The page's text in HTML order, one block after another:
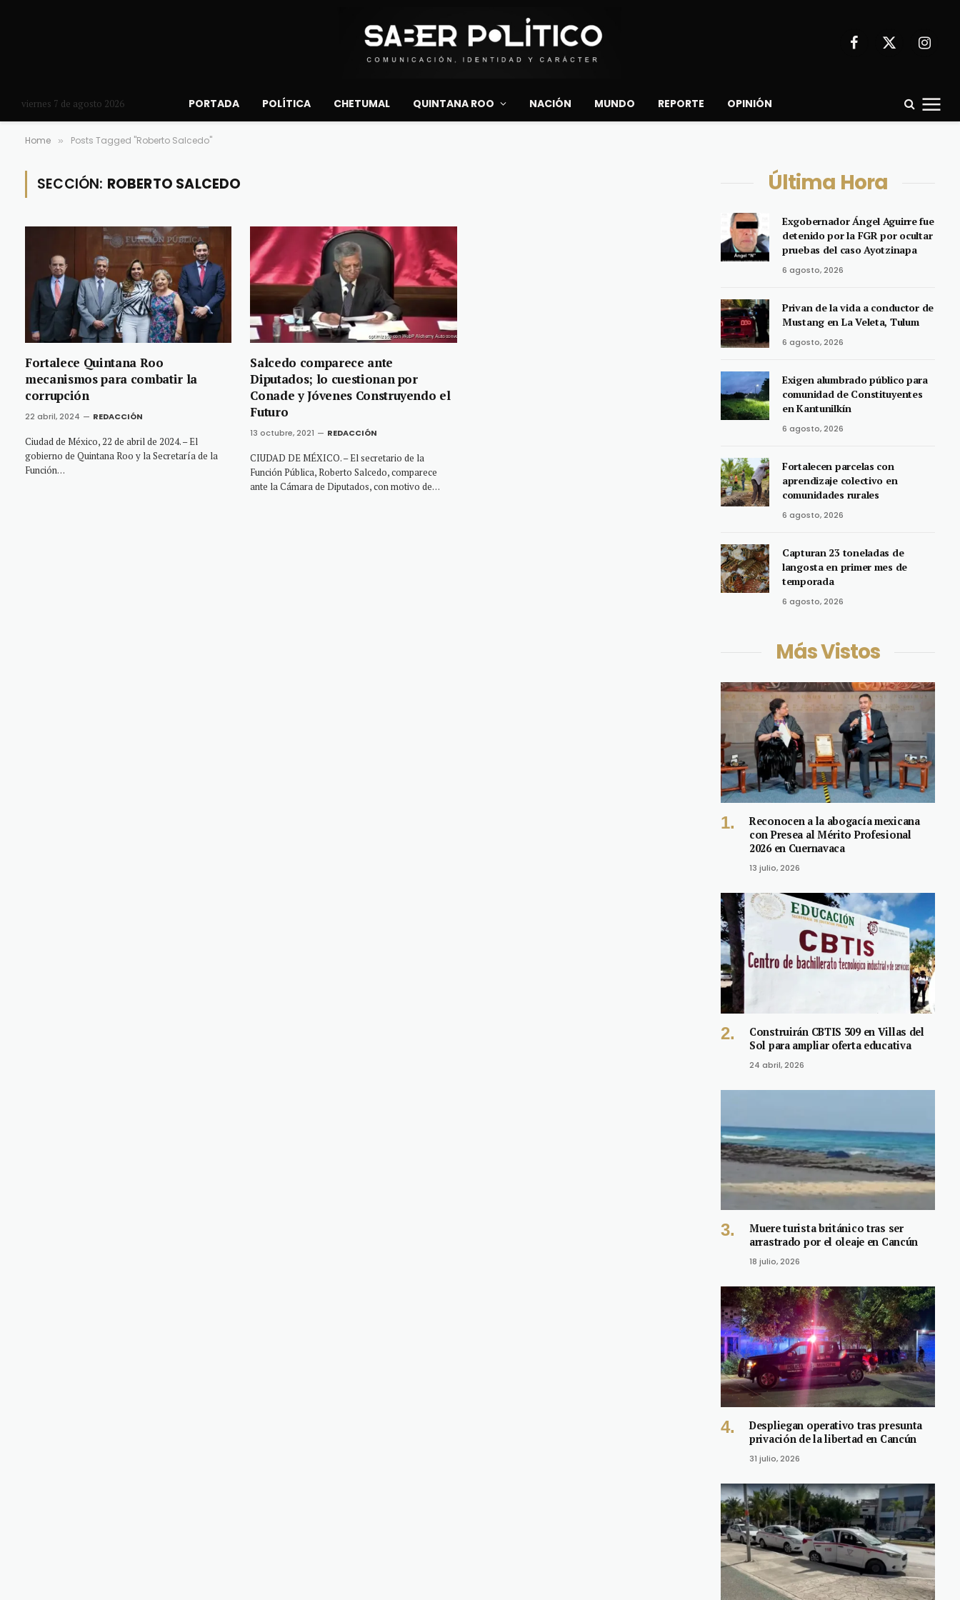
Facebook
X
viernes 7 de agosto 2026 PORTADA POLÍTICA CHETUMAL QUINTANA ROO NACIÓN MUNDO REPORTE OPINIÓN
Home » Posts Tagged "Roberto Salcedo"
SECCIÓN: ROBERTO SALCEDO
Fortalece Quintana Roo
mecanismos para combatir la
corrupción
22 abril, 2024 REDACCIÓN
Ciudad de México, 22 de abril de 2024. – El
gobierno de Quintana Roo y la Secretaría de la
Función…
Salcedo comparece ante
Diputados; lo cuestionan por
Conade y Jóvenes Construyendo el
Futuro
13 octubre, 2021 REDACCIÓN
CIUDAD DE MÉXICO. – El secretario de la
Función Pública, Roberto Salcedo, comparece
ante la Cámara de Diputados, con motivo de…
Última Hora
Exgobernador Ángel Aguirre fue
detenido por la FGR por ocultar
pruebas del caso Ayotzinapa
6 agosto, 2026
Privan de la vida a conductor de
Mustang en La Veleta, Tulum
6 agosto, 2026
Exigen alumbrado público para
comunidad de Constituyentes
en Kantunilkín
6 agosto, 2026
Fortalecen parcelas con
aprendizaje colectivo en
comunidades rurales
6 agosto, 2026
Capturan 23 toneladas de
langosta en primer mes de
temporada
6 agosto, 2026
Más Vistos
Reconocen a la abogacía mexicana
con Presea al Mérito Profesional
2026 en Cuernavaca
13 julio, 2026
Construirán CBTIS 309 en Villas del
Sol para ampliar oferta educativa
24 abril, 2026
Muere turista británico tras ser
arrastrado por el oleaje en Cancún
18 julio, 2026
Despliegan operativo tras presunta
privación de la libertad en Cancún
31 julio, 2026